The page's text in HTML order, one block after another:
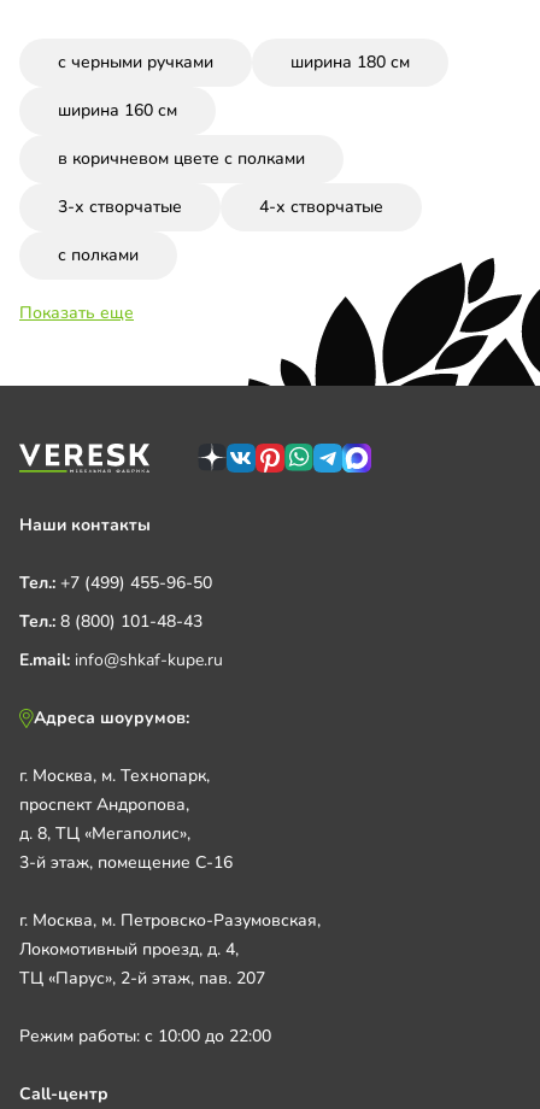
с черными ручками ширина 180 см
ширина 160 см
в коричневом цвете с полками
3-х створчатые 4-х створчатые
с полками
Показать еще
Наши контакты
Тел.: +7 (499) 455-96-50
Тел.: 8 (800) 101-48-43
E.mail: info@shkaf-kupe.ru
Адреса шоурумов:
г. Москва, м. Технопарк,
проспект Андропова,
д. 8, ТЦ «Мегаполис»,
3-й этаж, помещение С-16
г. Москва, м. Петровско-Разумовская,
Локомотивный проезд, д. 4,
ТЦ «Парус», 2-й этаж, пав. 207
Режим работы: с 10:00 до 22:00
Call-центр